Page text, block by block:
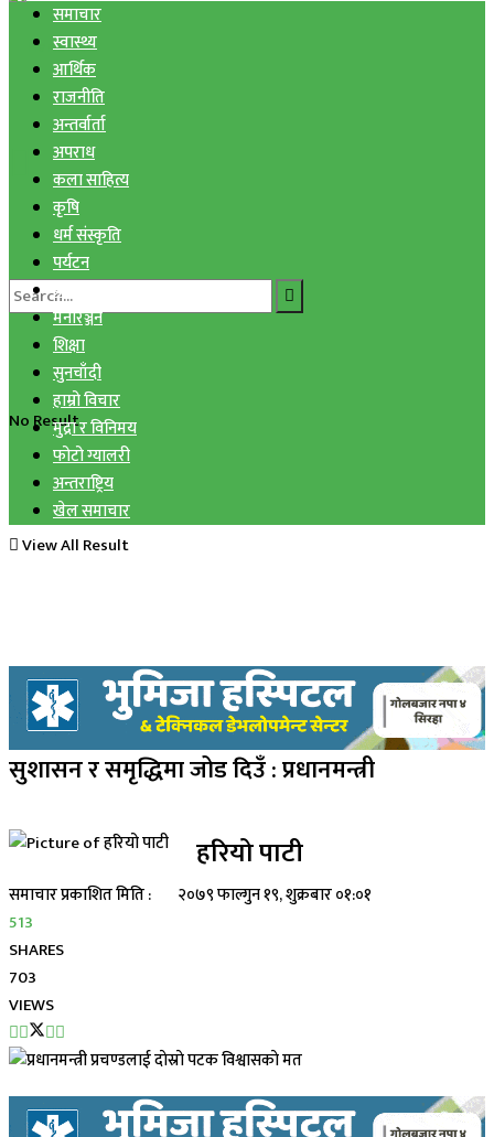
No Result
View All Result
समाचार
स्वास्थ्य
आर्थिक
राजनीति
अन्तर्वार्ता
अपराध
कला साहित्य
कृषि
धर्म संस्कृति
पर्यटन
प्रविधि
मनोरञ्जन
शिक्षा
सुनचाँदी
हाम्रो विचार
मुद्रा र विनिमय
फोटो ग्यालरी
अन्तराष्ट्रिय
खेल समाचार
सुशासन र समृद्धिमा जोड दिउँ : प्रधानमन्त्री
हरियो पाटी
समाचार प्रकाशित मिति :
२०७९ फाल्गुन १९, शुक्रबार ०१:०१
513
SHARES
703
VIEWS